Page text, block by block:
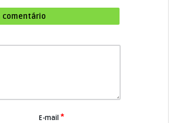
comentário
E-mail*